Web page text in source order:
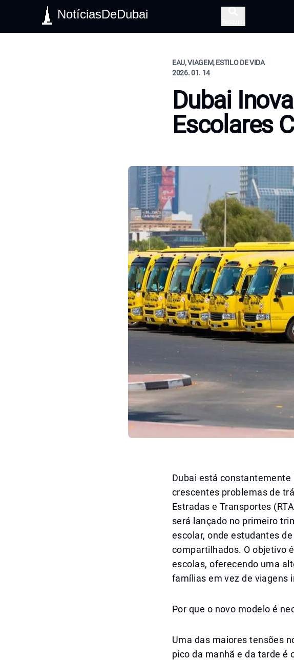
NotíciasDeDubai
EAU, VIAGEM, ESTILO DE VIDA
2026. 01. 14
Dubai
Escolares
Dubai está
crescentes problemas de
Estradas e Transportes
será lançado no primeiro
escolar, onde estudantes
compartilhados. O objetivo
escolas, oferecendo uma
famílias em vez de viagens
Por que o novo modelo é
Uma das maiores tensões
pico da manhã e da tarde